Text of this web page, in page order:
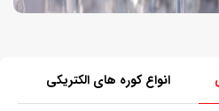
انواع کوره های الکتریکی